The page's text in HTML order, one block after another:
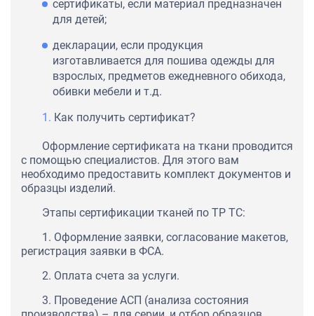
сертификаты, если материал предназначен
для детей;
декларации, если продукция
изготавливается для пошива одежды для
взрослых, предметов ежедневного обихода,
обивки мебели и т.д.
Как получить сертификат?
Оформление сертификата на ткани проводится
с помощью специалистов. Для этого вам
необходимо предоставить комплект документов и
образцы изделий.
Этапы сертификации тканей по ТР ТС:
1. Оформление заявки, согласование макетов,
регистрация заявки в ФСА.
2. Оплата счета за услуги.
3. Проведение АСП (анализа состояния